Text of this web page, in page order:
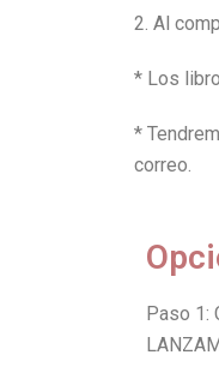
2. Al
* Los
*
correo.
Paso 1: